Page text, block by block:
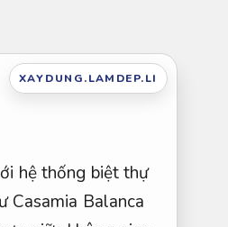
XAYDUNG.LAMDEP.LI
hệ thống biệt thự
Casamia Balanca